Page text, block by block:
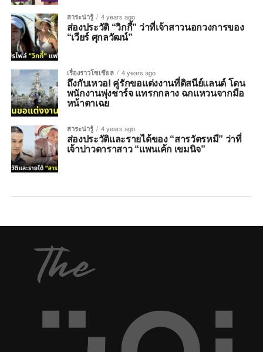
สาระน่ารู้ 4 years ago
ส่องประวัติ “วิกกี้” ว่าที่เจ้าสาวนอกวงการของ
“เวียร์ ศุกลวัฒน์”
เรื่องราวโซเชียล 4 years ago
ถึงกับเหวอ! คู่รักขอแต่งงานที่ดิสนีย์แลนด์ โดน
พนักงานพุ่งชาร์จ แทรกกลาง ฉกแหวนจากมือ
หน้าตาเฉย
สาระน่ารู้ 4 years ago
ส่องประวัติและรายได้ของ “สารวัตรหมี” ว่าที่
เจ้าบ่าวดาราสาว “แพนเค้ก เขมนิจ”